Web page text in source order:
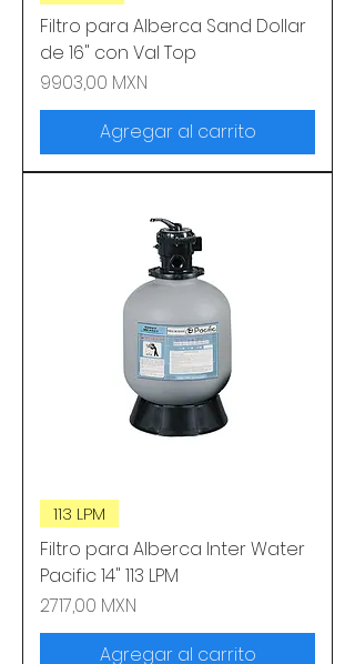
Filtro para Alberca Sand Dollar
de 16" con Val Top
Precio
9903,00 MXN
Agregar al carrito
113 LPM
Filtro para Alberca Inter Water
Pacific 14" 113 LPM
Precio
2717,00 MXN
Agregar al carrito